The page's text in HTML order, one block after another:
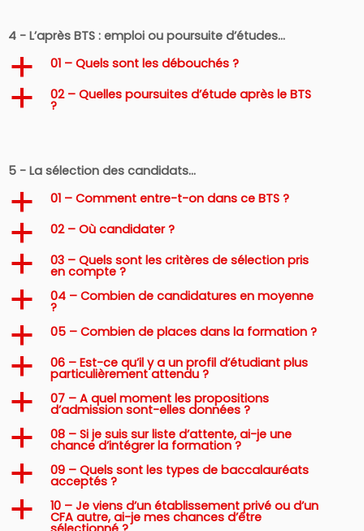
4 - L’après BTS : emploi ou poursuite d’études…
a 01 – Quels sont les débouchés ?
a 02 – Quelles poursuites d’étude après le BTS
?
5 - La sélection des candidats…
a 01 – Comment entre-t-on dans ce BTS ?
a 02 – Où candidater ?
a 03 – Quels sont les critères de sélection pris
en compte ?
a 04 – Combien de candidatures en moyenne
?
a 05 – Combien de places dans la formation ?
a 06 – Est-ce qu’il y a un profil d’étudiant plus
particulièrement attendu ?
a 07 – A quel moment les propositions
d’admission sont-elles données ?
a 08 – Si je suis sur liste d’attente, ai-je une
chance d’intégrer la formation ?
a 09 – Quels sont les types de baccalauréats
acceptés ?
a 10 – Je viens d’un établissement privé ou d’un
CFA autre, ai-je mes chances d’être